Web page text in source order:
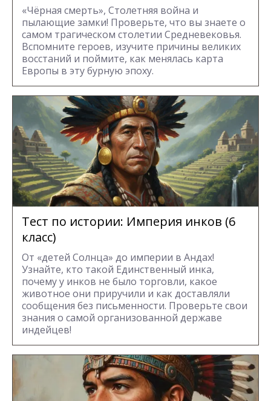
«Чёрная смерть», Столетняя война и
пылающие замки! Проверьте, что вы знаете о
самом трагическом столетии Средневековья.
Вспомните героев, изучите причины великих
восстаний и поймите, как менялась карта
Европы в эту бурную эпоху.
Тест по истории: Империя инков (6
класс)
От «детей Солнца» до империи в Андах!
Узнайте, кто такой Единственный инка,
почему у инков не было торговли, какое
животное они приручили и как доставляли
сообщения без письменности. Проверьте свои
знания о самой организованной державе
индейцев!